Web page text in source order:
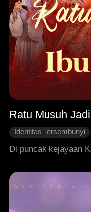
Ratu Musuh
Identitas Tersembunyi
Cinta Satu Malam